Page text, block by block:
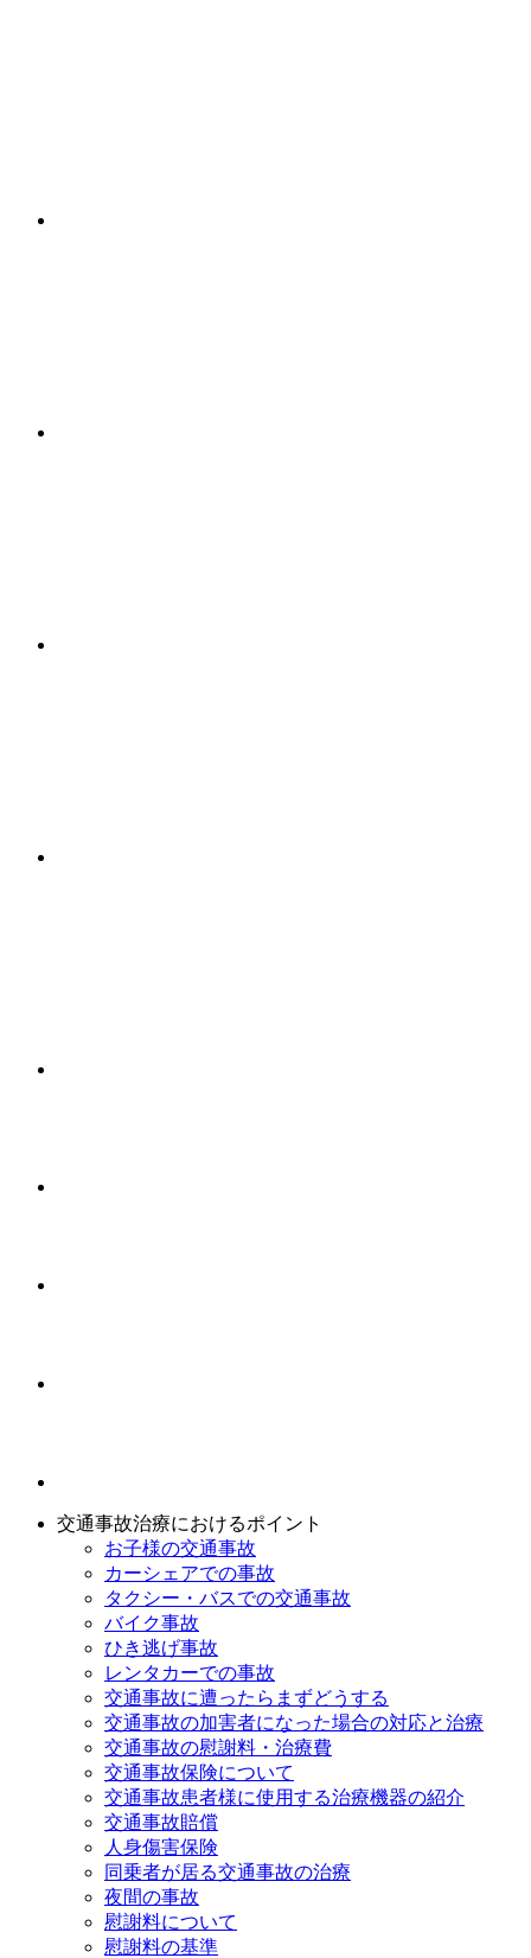
交通事故治療におけるポイント
お子様の交通事故
カーシェアでの事故
タクシー・バスでの交通事故
バイク事故
ひき逃げ事故
レンタカーでの事故
交通事故に遭ったらまずどうする
交通事故の加害者になった場合の対応と治療
交通事故の慰謝料・治療費
交通事故保険について
交通事故患者様に使用する治療機器の紹介
交通事故賠償
人身傷害保険
同乗者が居る交通事故の治療
夜間の事故
慰謝料について
慰謝料の基準